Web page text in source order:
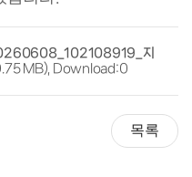
지
MB), Download:0